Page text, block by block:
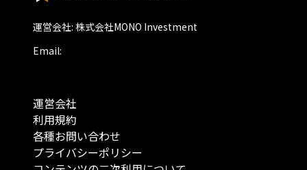
運営会社: 株式会社MONO Investment
Email:
運営会社
利用規約
各種お問い合わせ
プライバシーポリシー